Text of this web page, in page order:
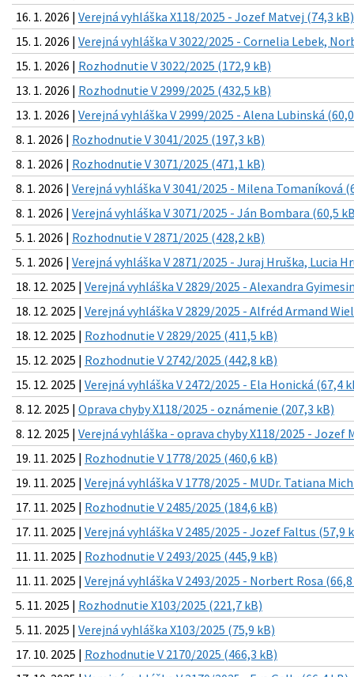
16. 1. 2026 | Verejná vyhláška X118/2025 - Jozef Matvej (74,3 kB)
15. 1. 2026 | Verejná vyhláška V 3022/2025 - Cornelia Lebek,
15. 1. 2026 | Rozhodnutie V 3022/2025 (172,9 kB)
13. 1. 2026 | Rozhodnutie V 2999/2025 (432,5 kB)
13. 1. 2026 | Verejná vyhláška V 2999/2025 - Alena Lubinská
8. 1. 2026 | Rozhodnutie V 3041/2025 (197,3 kB)
8. 1. 2026 | Rozhodnutie V 3071/2025 (471,1 kB)
8. 1. 2026 | Verejná vyhláška V 3041/2025 - Milena Tomaníková
8. 1. 2026 | Verejná vyhláška V 3071/2025 - Ján Bombara (60,5
5. 1. 2026 | Rozhodnutie V 2871/2025 (428,2 kB)
5. 1. 2026 | Verejná vyhláška V 2871/2025 - Juraj Hruška, Lucia
18. 12. 2025 | Verejná vyhláška V 2829/2025 - Alexandra
18. 12. 2025 | Verejná vyhláška V 2829/2025 - Alfréd Armand
18. 12. 2025 | Rozhodnutie V 2829/2025 (411,5 kB)
15. 12. 2025 | Rozhodnutie V 2742/2025 (442,8 kB)
15. 12. 2025 | Verejná vyhláška V 2472/2025 - Ela Honická (67,4
8. 12. 2025 | Oprava chyby X118/2025 - oznámenie (207,3 kB)
8. 12. 2025 | Verejná vyhláška - oprava chyby X118/2025 - Jozef
19. 11. 2025 | Rozhodnutie V 1778/2025 (460,6 kB)
19. 11. 2025 | Verejná vyhláška V 1778/2025 - MUDr. Tatiana
17. 11. 2025 | Rozhodnutie V 2485/2025 (184,6 kB)
17. 11. 2025 | Verejná vyhláška V 2485/2025 - Jozef Faltus (57,9
11. 11. 2025 | Rozhodnutie V 2493/2025 (445,9 kB)
11. 11. 2025 | Verejná vyhláška V 2493/2025 - Norbert Rosa
5. 11. 2025 | Rozhodnutie X103/2025 (221,7 kB)
5. 11. 2025 | Verejná vyhláška X103/2025 (75,9 kB)
17. 10. 2025 | Rozhodnutie V 2170/2025 (466,3 kB)